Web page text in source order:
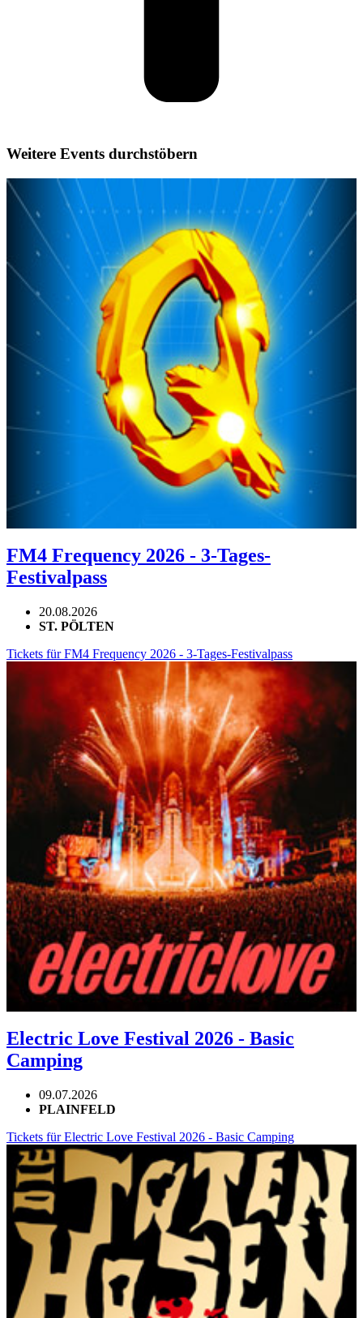
Weitere Events durchstöbern
FM4 Frequency 2026 - 3-Tages-
Festivalpass
20.08.2026
ST. PÖLTEN
Tickets für FM4 Frequency 2026 - 3-Tages-Festivalpass
Electric Love Festival 2026 - Basic
Camping
09.07.2026
PLAINFELD
Tickets für Electric Love Festival 2026 - Basic Camping